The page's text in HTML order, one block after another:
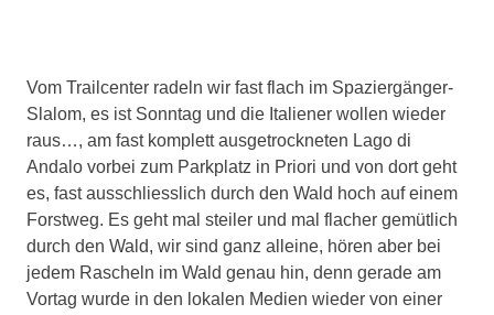
Vom Trailcenter radeln wir fast flach im Spaziergänger-
Slalom, es ist Sonntag und die Italiener wollen wieder
raus…, am fast komplett ausgetrockneten Lago di
Andalo vorbei zum Parkplatz in Priori und von dort geht
es, fast ausschliesslich durch den Wald hoch auf einem
Forstweg. Es geht mal steiler und mal flacher gemütlich
durch den Wald, wir sind ganz alleine, hören aber bei
jedem Rascheln im Wald genau hin, denn gerade am
Vortag wurde in den lokalen Medien wieder von einer